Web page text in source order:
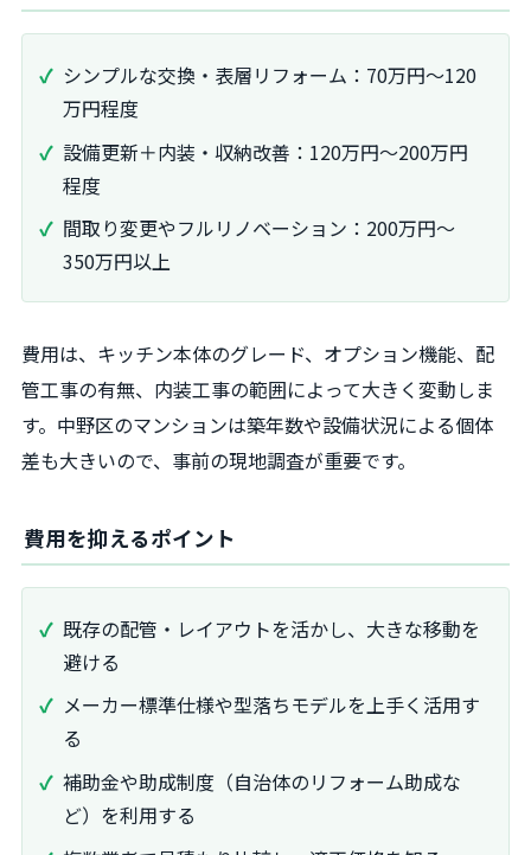
シンプルな交換・表層リフォーム：70万円～120
万円程度
設備更新＋内装・収納改善：120万円～200万円
程度
間取り変更やフルリノベーション：200万円～
350万円以上
費用は、キッチン本体のグレード、オプション機能、配
管工事の有無、内装工事の範囲によって大きく変動しま
す。中野区のマンションは築年数や設備状況による個体
差も大きいので、事前の現地調査が重要です。
費用を抑えるポイント
既存の配管・レイアウトを活かし、大きな移動を
避ける
メーカー標準仕様や型落ちモデルを上手く活用す
る
補助金や助成制度（自治体のリフォーム助成な
ど）を利用する